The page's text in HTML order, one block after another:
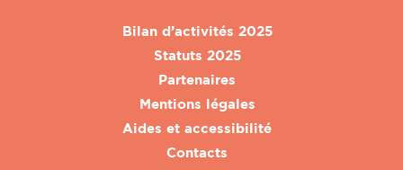
Bilan d’activités 2025
Statuts 2025
Partenaires
Mentions légales
Aides et accessibilité
Contacts